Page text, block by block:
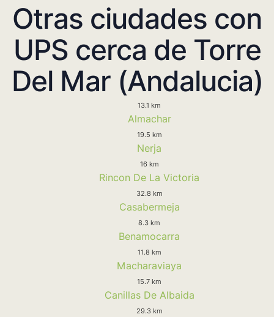
Otras ciudades con
UPS cerca de Torre
Del Mar (Andalucia)
13.1 km
Almachar
19.5 km
Nerja
16 km
Rincon De La Victoria
32.8 km
Casabermeja
8.3 km
Benamocarra
11.8 km
Macharaviaya
15.7 km
Canillas De Albaida
29.3 km